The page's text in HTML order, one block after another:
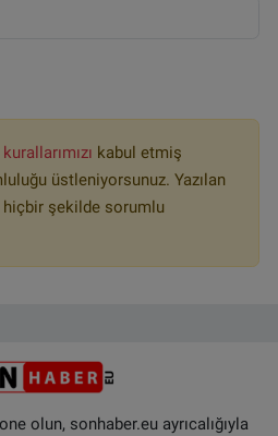
kabul etmiş
üstleniyorsunuz. Yazılan
şekilde sorumlu
olun, sonhaber.eu ayrıcalığıyla